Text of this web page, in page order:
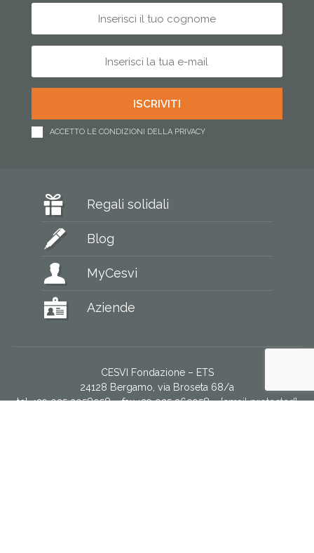
ACCETTO LE CONDIZIONI DELLA PRIVACY
Regali solidali
Blog
MyCesvi
Aziende
CESVI Fondazione – ETS
24128 Bergamo, via Broseta 68/a
tel. +39 035 2058058 – fax +39 035 260958 –[email protected]